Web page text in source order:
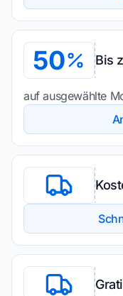
50 Bis
auf ausgewählte